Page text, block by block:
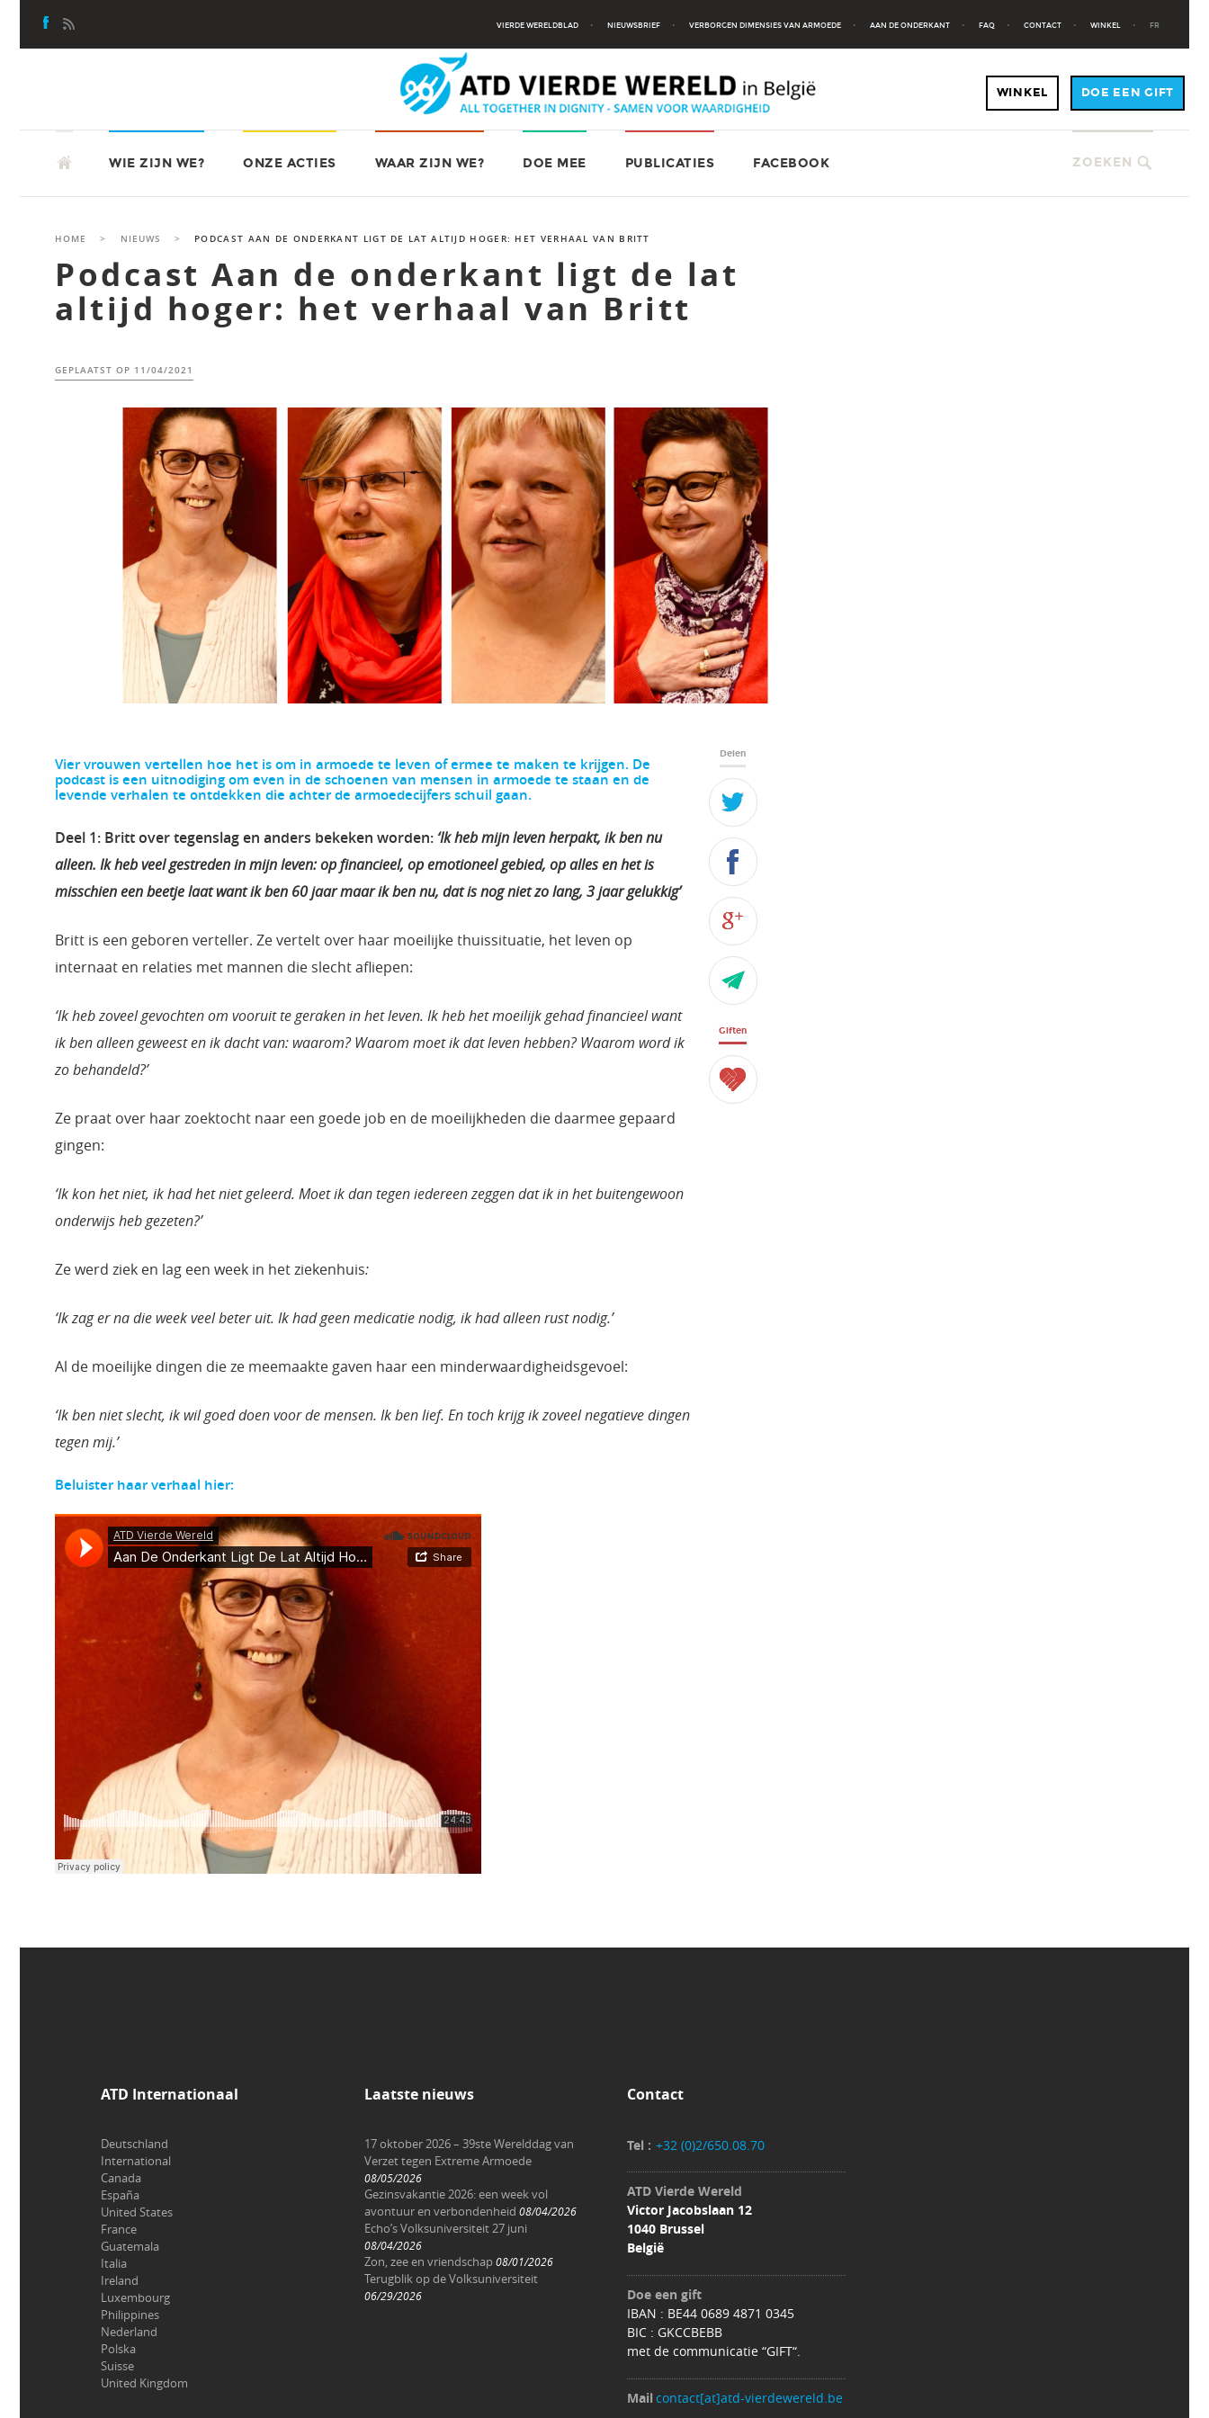
content
VIERDE WERELDBLAD NIEUWSBRIEF VERBORGEN DIMENSIES VAN ARMOEDE AAN DE ONDERKANT FAQ CONTACT WINKEL FR
ATD-VIERDEWERELD ZOEKEN
TO
CONTENT WIE ZIJN WE? ONZE ACTIES WAAR ZIJN WE? DOE MEE PUBLICATIES FACEBOOK
HOME > NIEUWS > PODCAST AAN DE ONDERKANT LIGT DE LAT ALTIJD HOGER: HET VERHAAL VAN BRITT
Podcast Aan de onderkant ligt de lat
altijd hoger: het verhaal van Britt
GEPLAATST OP 11/04/2021
Vier vrouwen vertellen hoe het is om in armoede te leven of ermee te maken te krijgen. De
podcast is een uitnodiging om even in de schoenen van mensen in armoede te staan en de
levende verhalen te ontdekken die achter de armoedecijfers schuil gaan.
Deel 1: Britt over tegenslag en anders bekeken worden: ‘Ik heb mijn leven herpakt, ik ben nu
alleen. Ik heb veel gestreden in mijn leven: op financieel, op emotioneel gebied, op alles en het is
misschien een beetje laat want ik ben 60 jaar maar ik ben nu, dat is nog niet zo lang, 3 jaar gelukkig’
Britt is een geboren verteller. Ze vertelt over haar moeilijke thuissituatie, het leven op
internaat en relaties met mannen die slecht afliepen:
‘Ik heb zoveel gevochten om vooruit te geraken in het leven. Ik heb het moeilijk gehad financieel want
ik ben alleen geweest en ik dacht van: waarom? Waarom moet ik dat leven hebben? Waarom word ik
zo behandeld?’
Ze praat over haar zoektocht naar een goede job en de moeilijkheden die daarmee gepaard
gingen:
‘Ik kon het niet, ik had het niet geleerd. Moet ik dan tegen iedereen zeggen dat ik in het buitengewoon
onderwijs heb gezeten?’
Ze werd ziek en lag een week in het ziekenhuis:
‘Ik zag er na die week veel beter uit. Ik had geen medicatie nodig, ik had alleen rust nodig.’
Al de moeilijke dingen die ze meemaakte gaven haar een minderwaardigheidsgevoel:
‘Ik ben niet slecht, ik wil goed doen voor de mensen. Ik ben lief. En toch krijg ik zoveel negatieve dingen
tegen mij.’
Beluister haar verhaal hier:
Delen
Giften
ATD Internationaal
Deutschland
International
Canada
España
United States
France
Guatemala
Italia
Ireland
Luxembourg
Philippines
Nederland
Polska
Suisse
United Kingdom
Laatste nieuws
17 oktober 2026 – 39ste Werelddag van
Verzet tegen Extreme Armoede
08/05/2026
Gezinsvakantie 2026: een week vol
avontuur en verbondenheid 08/04/2026
Echo’s Volksuniversiteit 27 juni
08/04/2026
Zon, zee en vriendschap 08/01/2026
Terugblik op de Volksuniversiteit
06/29/2026
Contact
Tel : +32 (0)2/650.08.70
ATD Vierde Wereld
Victor Jacobslaan 12
1040 Brussel
België
Doe een gift
IBAN : BE44 0689 4871 0345
BIC : GKCCBEBB
met de communicatie “GIFT“.
Mail contact[at]atd-vierdewereld.be